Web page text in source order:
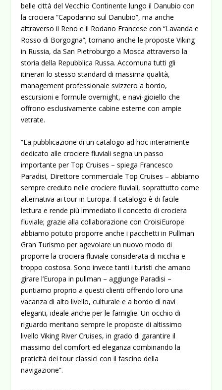
belle città del Vecchio Continente lungo il Danubio con
la crociera “Capodanno sul Danubio”, ma anche
attraverso il Reno e il Rodano Francese con “Lavanda e
Rosso di Borgogna”; tornano anche le proposte Viking
in Russia, da San Pietroburgo a Mosca attraverso la
storia della Repubblica Russa. Accomuna tutti gli
itinerari lo stesso standard di massima qualità,
management professionale svizzero a bordo,
escursioni e formule overnight, e navi-gioiello che
offrono esclusivamente cabine esterne con ampie
vetrate.
“La pubblicazione di un catalogo ad hoc interamente
dedicato alle crociere fluviali segna un passo
importante per Top Cruises – spiega Francesco
Paradisi, Direttore commerciale Top Cruises – abbiamo
sempre creduto nelle crociere fluviali, soprattutto come
alternativa ai tour in Europa. Il catalogo è di facile
lettura e rende più immediato il concetto di crociera
fluviale; grazie alla collaborazione con CroisiEurope
abbiamo potuto proporre anche i pacchetti in Pullman
Gran Turismo per agevolare un nuovo modo di
proporre la crociera fluviale considerata di nicchia e
troppo costosa. Sono invece tanti i turisti che amano
girare l’Europa in pullman – aggiunge Paradisi –
puntiamo proprio a questi clienti offrendo loro una
vacanza di alto livello, culturale e a bordo di navi
eleganti, ideale anche per le famiglie. Un occhio di
riguardo meritano sempre le proposte di altissimo
livello Viking River Cruises, in grado di garantire il
massimo del comfort ed eleganza combinando la
praticità dei tour classici con il fascino della
navigazione”.